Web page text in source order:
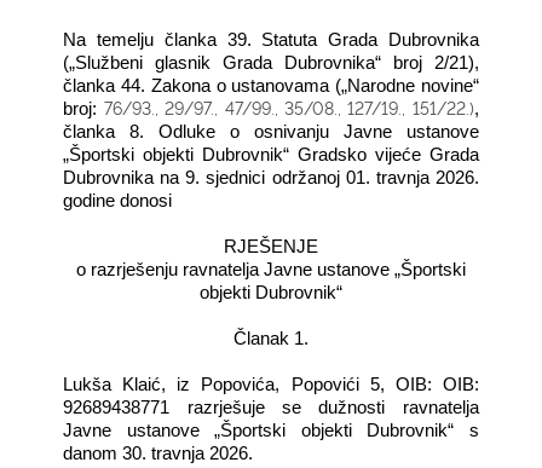
Na temelju članka 39. Statuta Grada Dubrovnika
(„Službeni glasnik Grada Dubrovnika“ broj 2/21),
članka 44. Zakona o ustanovama („Narodne novine“
broj: 76/93., 29/97., 47/99., 35/08., 127/19., 151/22.),
članka 8. Odluke o osnivanju Javne ustanove
„Športski objekti Dubrovnik“ Gradsko vijeće Grada
Dubrovnika na 9. sjednici održanoj 01. travnja 2026.
godine donosi
RJEŠENJE
o razrješenju ravnatelja Javne ustanove „Športski
objekti Dubrovnik“
Članak 1.
Lukša Klaić, iz Popovića, Popovići 5, OIB: OIB:
92689438771 razrješuje se dužnosti ravnatelja
Javne ustanove „Športski objekti Dubrovnik“ s
danom 30. travnja 2026.